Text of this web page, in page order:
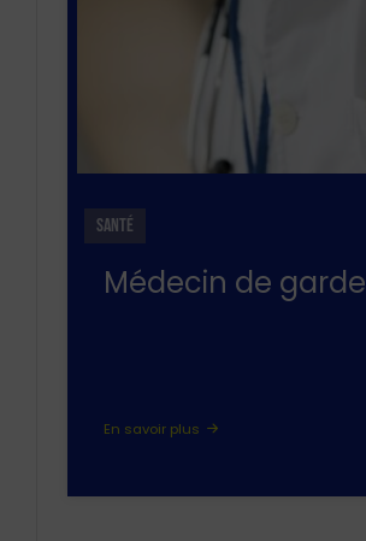
SANTÉ
Médecin de garde
En savoir plus